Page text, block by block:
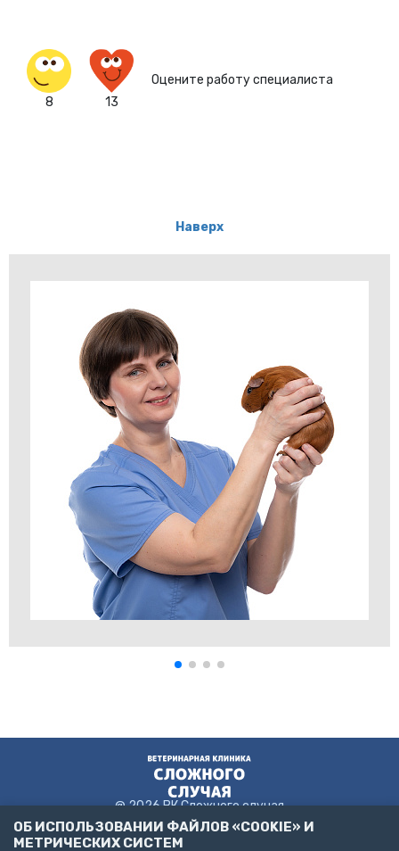
8 13
Оцените работу специалиста
Наверх
@ 2026 ВК Сложного случая
ОБ ИСПОЛЬЗОВАНИИ ФАЙЛОВ «COOKIE» И
МЕТРИЧЕСКИХ СИСТЕМ